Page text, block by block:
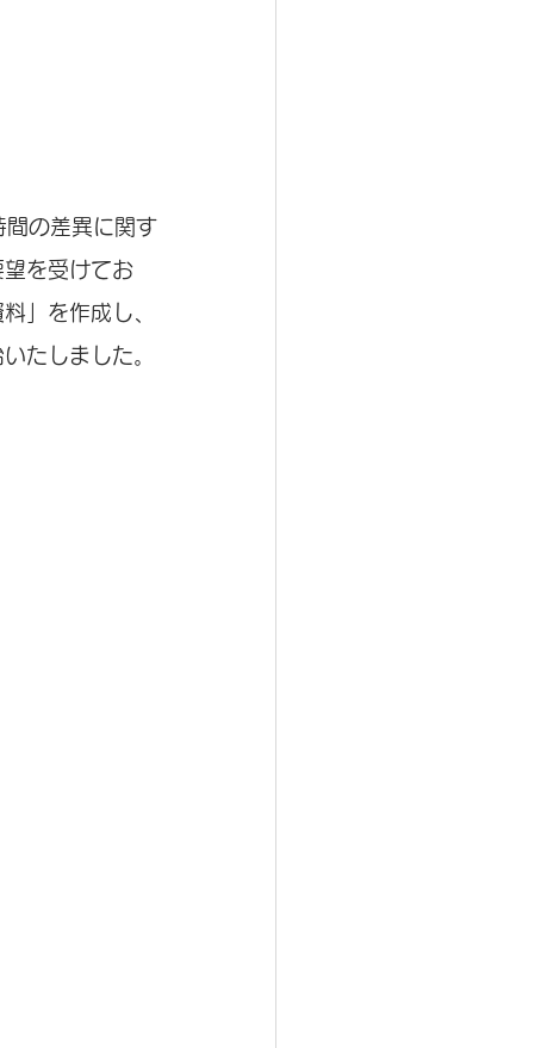
間の差異に関す
を受けてお
」を作成し、
たしました。